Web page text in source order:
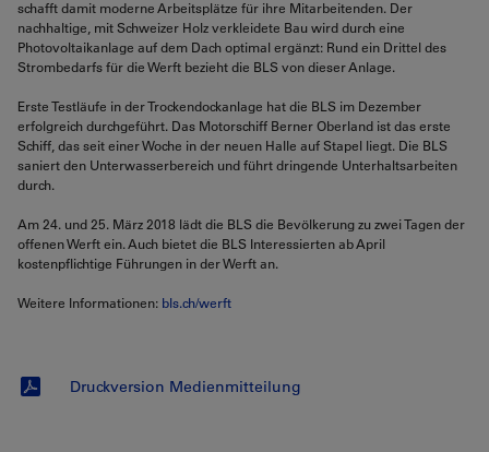
schafft damit moderne Arbeitsplätze für ihre Mitarbeitenden. Der
nachhaltige, mit Schweizer Holz verkleidete Bau wird durch eine
Photovoltaikanlage auf dem Dach optimal ergänzt: Rund ein Drittel des
Strombedarfs für die Werft bezieht die BLS von dieser Anlage.
Erste Testläufe in der Trockendockanlage hat die BLS im Dezember
erfolgreich durchgeführt. Das Motorschiff Berner Oberland ist das erste
Schiff, das seit einer Woche in der neuen Halle auf Stapel liegt. Die BLS
saniert den Unterwasserbereich und führt dringende Unterhaltsarbeiten
durch.
Am 24. und 25. März 2018 lädt die BLS die Bevölkerung zu zwei Tagen der
offenen Werft ein. Auch bietet die BLS Interessierten ab April
kostenpflichtige Führungen in der Werft an.
Weitere Informationen: bls.ch/werft
Druckversion Medienmitteilung